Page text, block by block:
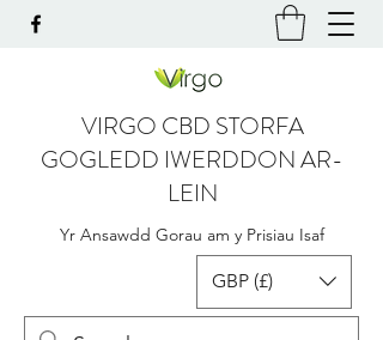
VIRGO CBD STORFA
GOGLEDD IWERDDON AR-
LEIN
Yr Ansawdd Gorau am y Prisiau Isaf
GBP (£)